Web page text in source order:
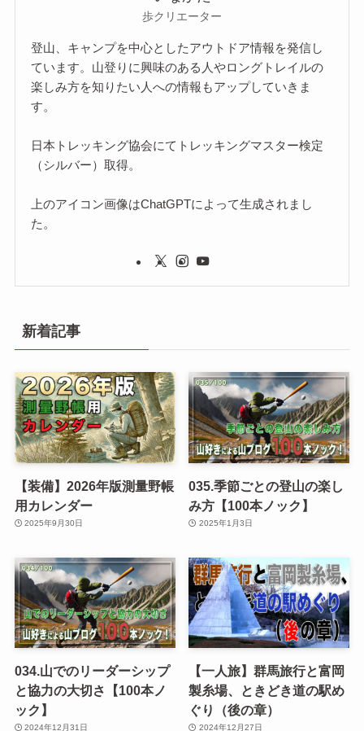
歩クリエーター
登山、キャンプを中心としたアウトドア情報を発信し
ています。山登りに興味のある人やロングトレイルの
楽しみ方を知りたい人への情報もアップしていきま
す。
日本トレッキング協会にてトレッキングマスター検定
（シルバー）取得。
上のアイコン画像はChatGPTによって生成されまし
た。
新着記事
【装備】2026年版測量野帳
用カレンダー
2025年9月30日
035.季節ごとの登山の楽し
み方【100本ノック】
2025年1月3日
034.山でのリーダーシップ
と協力の大切さ【100本ノ
ック】
2024年12月31日
【一人旅】群馬旅行と富岡
製糸場、ときどき道の駅め
ぐり（後の章）
2024年12月27日